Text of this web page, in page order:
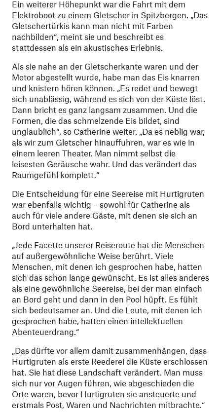
Ein weiterer Höhepunkt war die Fahrt mit dem
Elektroboot zu einem Gletscher in Spitzbergen. „Das
Gletschertürkis kann man nicht mit Farben
nachbilden“, meint sie und beschreibt es
stattdessen als ein akustisches Erlebnis.
Als sie nahe an der Gletscherkante waren und der
Motor abgestellt wurde, habe man das Eis knarren
und knistern hören können. „Es redet und bewegt
sich unablässig, während es sich von der Küste löst.
Dann bricht es ganz langsam zusammen. Und die
Formen, die das schmelzende Eis bildet, sind
unglaublich“, so Catherine weiter. „Da es neblig war,
als wir zum Gletscher hinauffuhren, war es wie in
einem leeren Theater. Man nimmt selbst die
leisesten Geräusche wahr. Und das verändert das
Raumgefühl komplett.“
Die Entscheidung für eine Seereise mit Hurtigruten
war ebenfalls wichtig – sowohl für Catherine als
auch für viele andere Gäste, mit denen sie sich an
Bord unterhalten hat.
„Jede Facette unserer Reiseroute hat die Menschen
auf außergewöhnliche Weise berührt. Viele
Menschen, mit denen ich gesprochen habe, hatten
sich das schon lange gewünscht. Es ist alles anderes
als eine gewöhnliche Seereise, bei der man einfach
an Bord geht und dann in den Pool hüpft. Es fühlt
sich bedeutsamer an. Und die Leute, mit denen ich
gesprochen habe, hatten einen intellektuellen
Abenteuerdrang.“
„Das dürfte vor allem damit zusammenhängen, dass
Hurtigruten als erste Reederei die Küste erschlossen
hat. Sie hat diese Landschaft verändert. Man muss
sich nur vor Augen führen, wie abgeschieden die
Orte waren, bevor Hurtigruten sie ansteuerte und
erstmals Post, Waren und Nachrichten mitbrachte.“